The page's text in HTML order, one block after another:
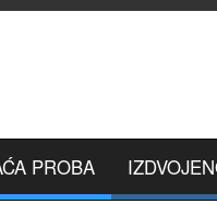
PROBA